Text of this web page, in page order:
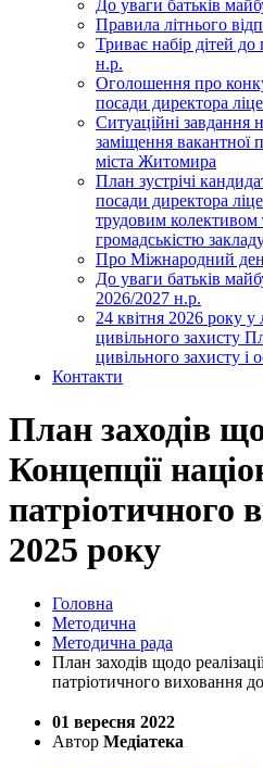
До уваги батьків
Правила літнього
Триває набір дітей
н.р.
Оголошення про
посади директора
Ситуаційні завдання
заміщення вакантної
міста Житомира
План зустрічі
посади директора
трудовим колективом
громадськістю
Про Міжнародний
До уваги батьків
2026/2027 н.р.
24 квітня 2026 року у
цивільного захисту
цивільного захисту і
Контакти
План заходів
Концепції
патріотичного
2025 року
Головна
Методична
Методична рада
План заходів щодо
патріотичного виховання
01 вересня 2022
Автор Медіатека